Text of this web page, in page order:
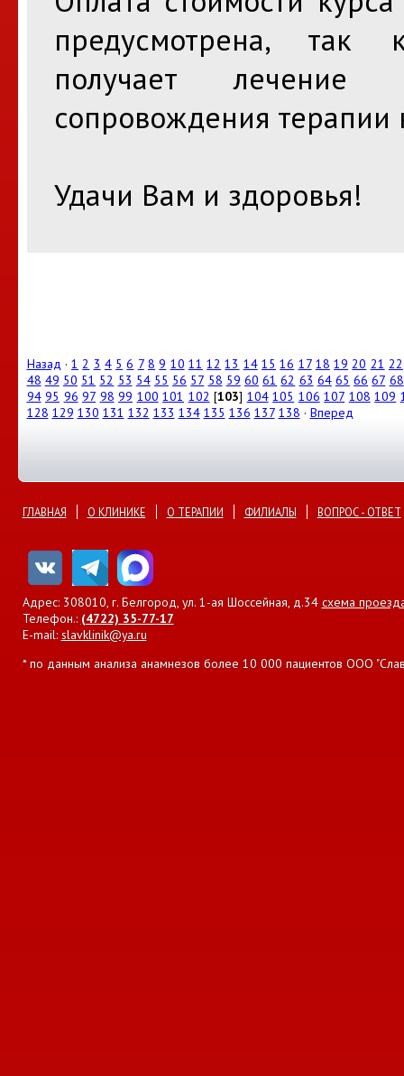
предусмотрена, так
получает лечение
сопровождения терапии
Удачи Вам и здоровья!
Назад ·1 2 3 4 5 6 7 8 9 10 11 12 13 14 15 16 17 18 19 20 21 22
48 49 50 51 52 53 54 55 56 57 58 59 60 61 62 63 64 65 66 67 68
94 95 96 97 98 99 100 101 102 [103] 104 105 106 107 108 109
128 129 130 131 132 133 134 135 136 137 138 · Вперед
ГЛАВНАЯ О КЛИНИКЕ О ТЕРАПИИ ФИЛИАЛЫ ВОПРОС - ОТВЕТ
Адрес: 308010, г. Белгород, ул. 1-ая Шоссейная, д.34 схема
Телефон.: (4722) 35-77-17
E-mail: slavklinik@ya.ru
* по данным анализа анамнезов более 10 000 пациентов ООО